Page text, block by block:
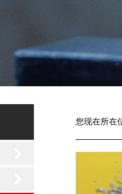
您现在所在